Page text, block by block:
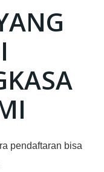
pendaftaran bisa